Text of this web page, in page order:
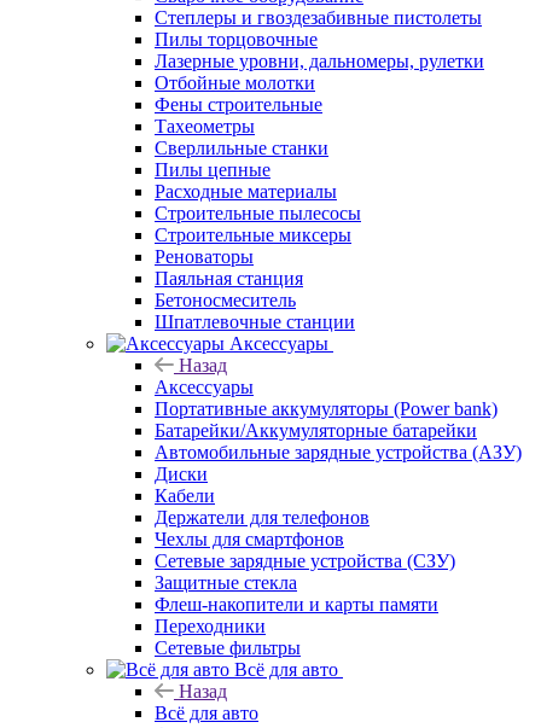
Степлеры и гвоздезабивные пистолеты
Пилы торцовочные
Лазерные уровни, дальномеры, рулетки
Отбойные молотки
Фены строительные
Тахеометры
Сверлильные станки
Пилы цепные
Расходные материалы
Строительные пылесосы
Строительные миксеры
Реноваторы
Паяльная станция
Бетоносмеситель
Шпатлевочные станции
Аксессуары
Назад
Аксессуары
Портативные аккумуляторы (Power bank)
Батарейки/Аккумуляторные батарейки
Автомобильные зарядные устройства (АЗУ)
Диски
Кабели
Держатели для телефонов
Чехлы для смартфонов
Сетевые зарядные устройства (СЗУ)
Защитные стекла
Флеш-накопители и карты памяти
Переходники
Сетевые фильтры
Всё для авто
Назад
Всё для авто